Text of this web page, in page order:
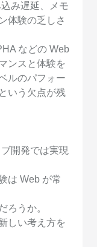
み遅延、メモ
体験の乏しさ
などの Web
ンスと体験を
ルのパフォー
いう欠点が残
開発では実現
は Web が常
ろうか。
しい考え方を